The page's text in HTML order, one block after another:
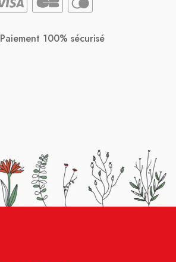
Paiement 100% sécurisé